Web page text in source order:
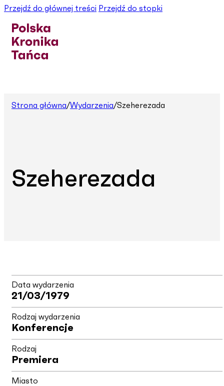
Przejdź do głównej treści Przejdź do stopki
Strona główna/Wydarzenia/Szeherezada
Szeherezada
Data wydarzenia
21/03/1979
Rodzaj wydarzenia
Konferencje
Rodzaj
Premiera
Miasto